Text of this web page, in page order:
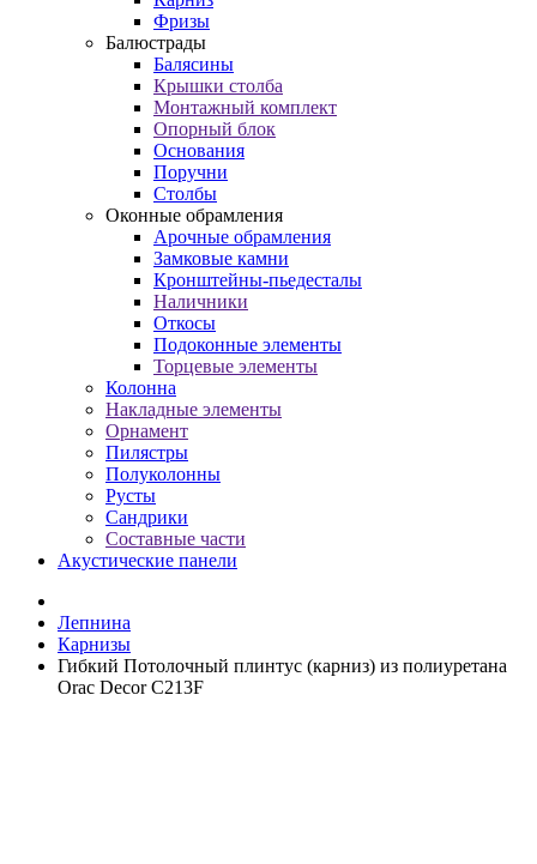
Фризы
Балюстрады
Балясины
Крышки столба
Монтажный комплект
Опорный блок
Основания
Поручни
Столбы
Оконные обрамления
Арочные обрамления
Замковые камни
Кронштейны-пьедесталы
Наличники
Откосы
Подоконные элементы
Торцевые элементы
Колонна
Накладные элементы
Орнамент
Пилястры
Полуколонны
Русты
Сандрики
Составные части
Акустические панели
Лепнина
Карнизы
Гибкий Потолочный плинтус (карниз) из полиуретана
Orac Decor C213F